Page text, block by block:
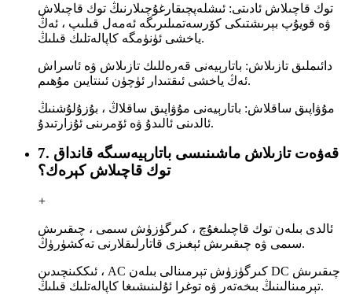
توك قاچىلاش ئادىتى: ئىشلەپچىقارغۇچىلارنىڭ توك قاچىلاش
ۋە قويۇپ بېرىشتىكى كۆرسەتمىلىرىگە ئەمەل قىلىپ ، ئەڭ
ياخشى ئۈنۈمگە كاپالەتلىك قىلىڭ.
دائىملىق تازىلاش: باتارېيەنى قەرەللىك تازىلاش ۋە ئاسراش
ئەڭ ياخشى ئىقتىدار ئۈچۈن ئىنتايىن مۇھىم.
مۇۋاپىق ساقلاش: باتارېيەنى مۇۋاپىق ساقلاڭ ، بۇزۇلۇشنىڭ
ئالدىنى ئالىدۇ ۋە ئۆمرىنى ئۇزارتىدۇ.
7. قەۋەت تازىلاش ماشىنىسى باتارېيەسىگە قانداق
توك قاچىلاش كېرەك؟
+
ئالدى بىلەن توك قاچىلىغۇچ ، كىرگۈزۈش سىمى ، چىقىرىش
سىمى ۋە چىقىرىش ئېغىزى قاتارلىقلارنى تەكشۈرۈڭ.
ئىككىنچىدىن ، AC كىرگۈزۈش تېرمىنالى بىلەن DC چىقىرىش
تېرمىنالىنىڭ بىخەتەر ۋە توغرا ئۇلىنىشىغا كاپالەتلىك قىلىڭ.